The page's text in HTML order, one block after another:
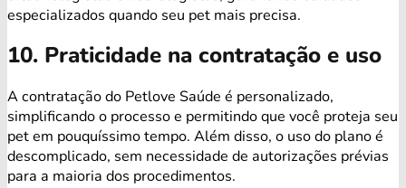
especializados quando seu pet mais precisa.
10. Praticidade na contratação e uso
A contratação do Petlove Saúde é personalizado,
simplificando o processo e permitindo que você proteja seu
pet em pouquíssimo tempo. Além disso, o uso do plano é
descomplicado, sem necessidade de autorizações prévias
para a maioria dos procedimentos.